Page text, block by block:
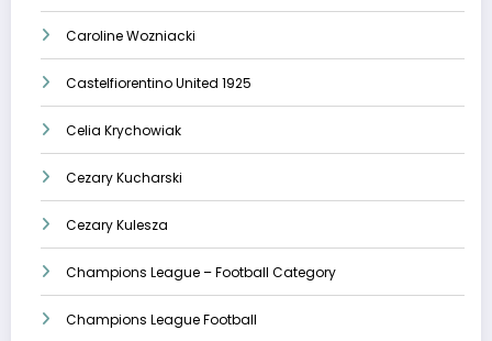
Caroline Wozniacki
Castelfiorentino United 1925
Celia Krychowiak
Cezary Kucharski
Cezary Kulesza
Champions League – Football Category
Champions League Football